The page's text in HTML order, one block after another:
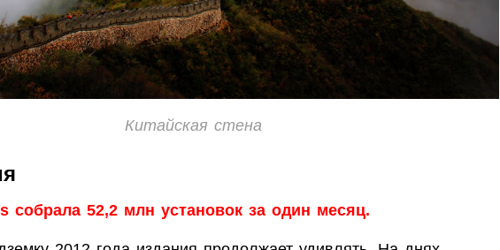
Китайская стена
собрала 52,2 млн установок за один месяц.